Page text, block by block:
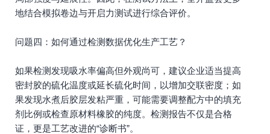
地结合模拟卷边与开启力测试进行综合评价。
问题四：如何通过检测数据优化生产工艺？
如果检测发现吸水率偏高但外观尚可，建议企业适当提高
密封胶的硫化温度或延长硫化时间，以增加交联密度；如
果发现水煮后胶层发粘严重，可能需要调整配方中的填充
剂比例或检查原材料橡胶的纯度。检测报告不仅是合格
证，更是工艺改进的“诊断书”。